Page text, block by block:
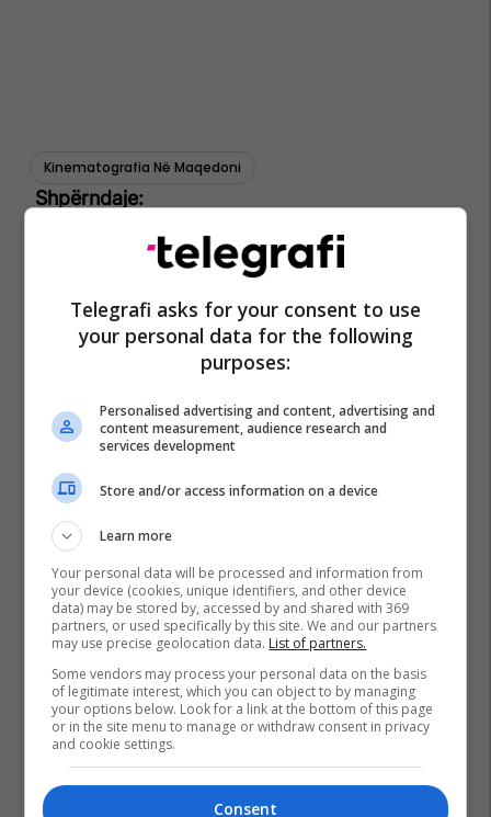
Kinematografia Në Maqedoni
Telegrafi asks for your consent to use
your personal data for the following
purposes:
Personalised advertising and content, advertising and
content measurement, audience research and
services development
Store and/or access information on a device
Learn more
Your personal data will be processed and information from
your device (cookies, unique identifiers, and other device
data) may be stored by, accessed by and shared with 369
partners, or used specifically by this site. We and our partners
may use precise geolocation data. List of partners.
Some vendors may process your personal data on the basis
of legitimate interest, which you can object to by managing
your options below. Look for a link at the bottom of this page
or in the site menu to manage or withdraw consent in privacy
and cookie settings.
Consent